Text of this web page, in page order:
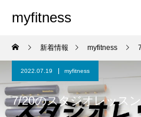
myfitness
新着情報 myfitness
2022.07.19 myfitness
7/20のスタジオレッスン